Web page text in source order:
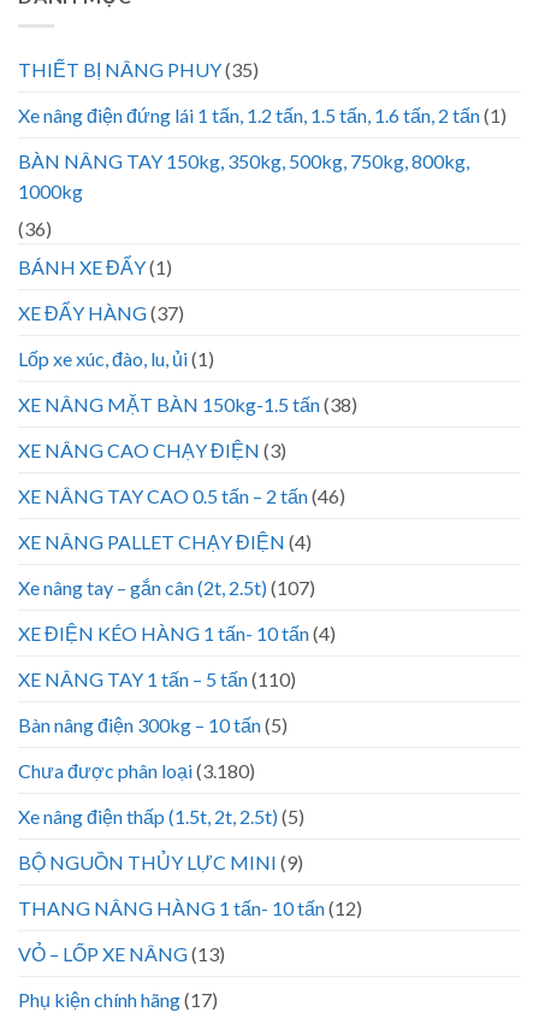
THIẾT BỊ NÂNG PHUY(35)
Xe nâng điện đứng lái 1 tấn, 1.2 tấn, 1.5 tấn, 1.6 tấn, 2 tấn(1)
BÀN NÂNG TAY 150kg, 350kg, 500kg, 750kg, 800kg,
1000kg
(36)
BÁNH XE ĐẨY(1)
XE ĐẨY HÀNG(37)
Lốp xe xúc, đào, lu, ủi(1)
XE NÂNG MẶT BÀN 150kg-1.5 tấn(38)
XE NÂNG CAO CHẠY ĐIỆN (3)
XE NÂNG TAY CAO 0.5 tấn – 2 tấn(46)
XE NÂNG PALLET CHẠY ĐIỆN (4)
Xe nâng tay – gắn cân (2t, 2.5t)(107)
XE ĐIỆN KÉO HÀNG 1 tấn- 10 tấn(4)
XE NÂNG TAY 1 tấn – 5 tấn(110)
Bàn nâng điện 300kg – 10 tấn(5)
Chưa được phân loại(3.180)
Xe nâng điện thấp (1.5t, 2t, 2.5t)(5)
BỘ NGUỒN THỦY LỰC MINI (9)
THANG NÂNG HÀNG 1 tấn- 10 tấn(12)
VỎ – LỐP XE NÂNG(13)
Phụ kiện chính hãng(17)